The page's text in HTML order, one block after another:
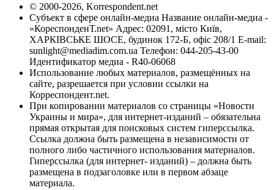
© 2000-2026, Korrespondent.net
Субъект в сфере онлайн-медиа Название онлайн-медиа -
«КореспонденТ.net» Адрес: 02091, місто Київ,
ХАРКІВСЬКЕ ШОСЕ, будинок 172-Б, офіс 208/1 E-mail:
sunlight@mediadim.com.ua Телефон: 044-205-43-00
Идентификатор медиа - R40-06068
Использование любых материалов, размещённых на
сайте, разрешается при условии ссылки на
Корреспондент.net.
При копировании материалов со страницы «Новости
Украины и мира», для интернет-изданий – обязательна
прямая открытая для поисковых систем гиперссылка.
Ссылка должна быть размещена в независимости от
полного либо частичного использования материалов.
Гиперссылка (для интернет- изданий) – должна быть
размещена в подзаголовке или в первом абзаце
материала.